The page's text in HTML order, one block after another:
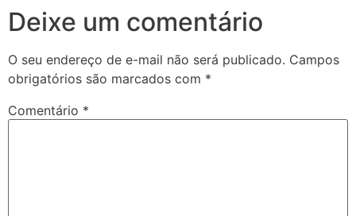
Deixe um comentário
O seu endereço de e-mail não será publicado. Campos
obrigatórios são marcados com *
Comentário *